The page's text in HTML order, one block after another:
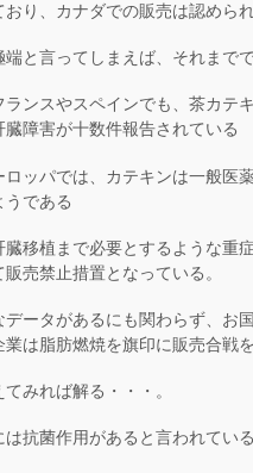
り、カナダでの販売は認められ
端と言ってしまえば、それまで
ランスやスペインでも、茶カテ
臓障害が十数件報告されている
ロッパでは、カテキンは一般医
うである
臓移植まで必要とするような重
販売禁止措置となっている。
データがあるにも関わらず、お
業は脂肪燃焼を旗印に販売合戦
みれば解る・・・。
抗菌作用があると言われている